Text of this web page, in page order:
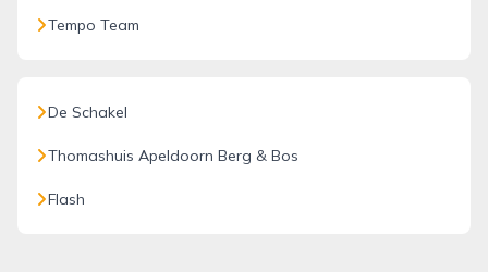
Tempo Team
De Schakel
Thomashuis Apeldoorn Berg & Bos
Flash